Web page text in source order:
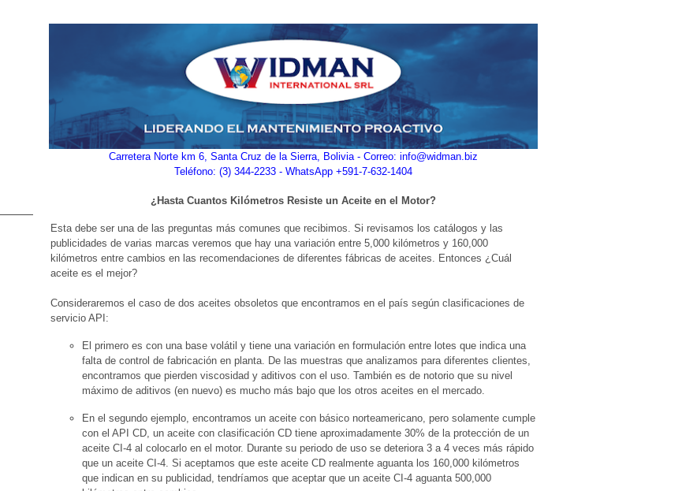
Carretera Norte km 6, Santa Cruz de la Sierra, Bolivia - Correo: info@widman.biz
Teléfono: (3) 344-2233 - WhatsApp +591-7-632-1404
¿Hasta Cuantos Kilómetros Resiste un Aceite en el Motor?
Esta debe ser una de las preguntas más comunes que recibimos. Si revisamos los catálogos y las
publicidades de varias marcas veremos que hay una variación entre 5,000 kilómetros y 160,000
kilómetros entre cambios en las recomendaciones de diferentes fábricas de aceites. Entonces ¿Cuál
aceite es el mejor?
Consideraremos el caso de dos aceites obsoletos que encontramos en el país según clasificaciones de
servicio API:
El primero es con una base volátil y tiene una variación en formulación entre lotes que indica una
falta de control de fabricación en planta. De las muestras que analizamos para diferentes clientes,
encontramos que pierden viscosidad y aditivos con el uso. También es de notorio que su nivel
máximo de aditivos (en nuevo) es mucho más bajo que los otros aceites en el mercado.
En el segundo ejemplo, encontramos un aceite con básico norteamericano, pero solamente cumple
con el API CD, un aceite con clasificación CD tiene aproximadamente 30% de la protección de un
aceite CI-4 al colocarlo en el motor. Durante su periodo de uso se deteriora 3 a 4 veces más rápido
que un aceite CI-4. Si aceptamos que este aceite CD realmente aguanta los 160,000 kilómetros
que indican en su publicidad, tendríamos que aceptar que un aceite CI-4 aguanta 500,000